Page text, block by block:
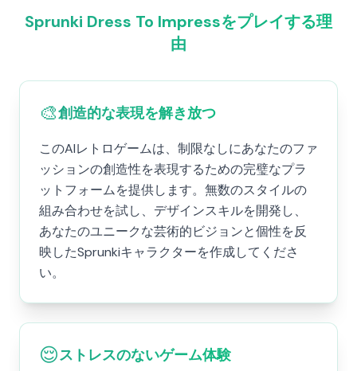
Sprunki Dress To Impressをプレイする理
由
🎨創造的な表現を解き放つ
このAIレトロゲームは、制限なしにあなたのファ
ッションの創造性を表現するための完璧なプラ
ットフォームを提供します。無数のスタイルの
組み合わせを試し、デザインスキルを開発し、
あなたのユニークな芸術的ビジョンと個性を反
映したSprunkiキャラクターを作成してくださ
い。
😌ストレスのないゲーム体験